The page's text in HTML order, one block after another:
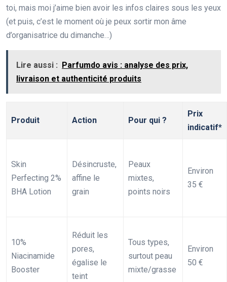
toi, mais moi j’aime bien avoir les infos claires sous les yeux
(et puis, c’est le moment où je peux sortir mon âme
d’organisatrice du dimanche…)
Lire aussi :
Parfumdo avis : analyse des prix,
livraison et authenticité produits
Produit Action Pour qui ?
Prix
indicatif*
Skin
Perfecting 2%
BHA Lotion
Désincruste,
affine le
grain
Peaux
mixtes,
points noirs
Environ
35 €
10%
Niacinamide
Booster
Réduit les
pores,
égalise le
teint
Tous types,
surtout peau
mixte/grasse
Environ
50 €